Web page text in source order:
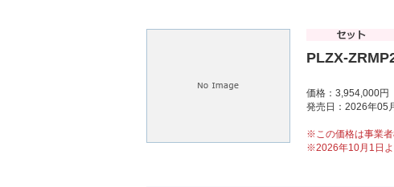
PLZX-
価格：3,954,000円
発売日：2026年05
※この価格は事業者
※2026年10月1日よ